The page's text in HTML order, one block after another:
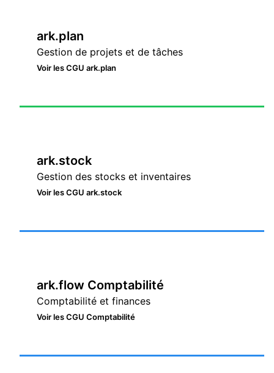
ark.plan
Gestion de projets et de tâches
Voir les CGU ark.plan
ark.stock
Gestion des stocks et inventaires
Voir les CGU ark.stock
ark.flow Comptabilité
Comptabilité et finances
Voir les CGU Comptabilité